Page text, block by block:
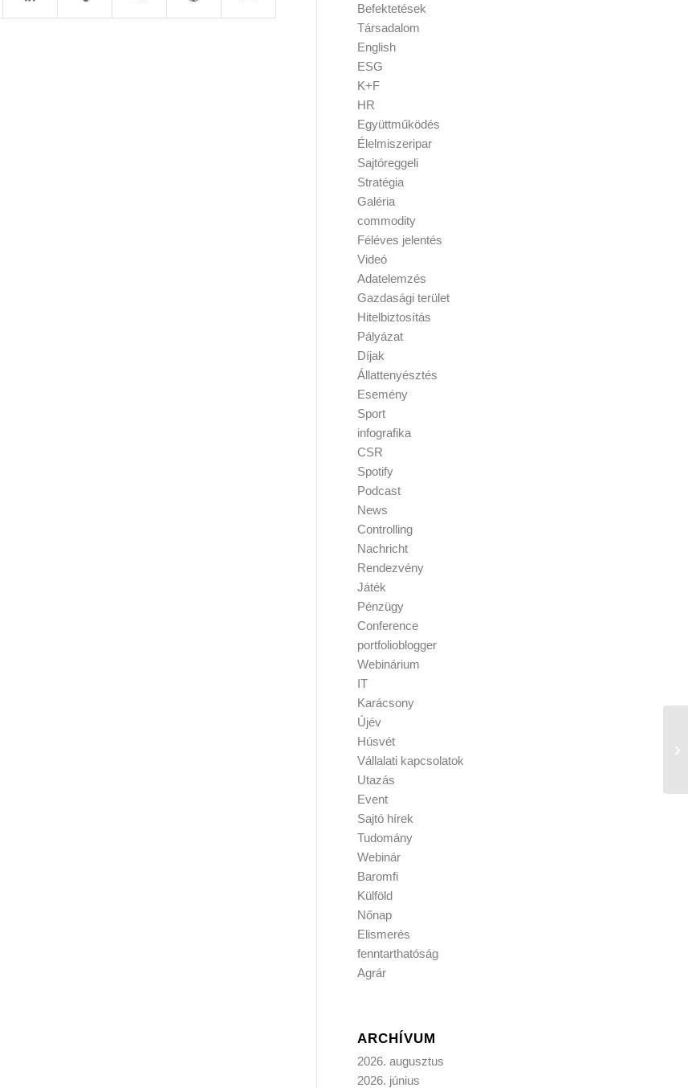
Befektetések
Társadalom
English
ESG
K+F
HR
Együttműködés
Élelmiszeripar
Sajtóreggeli
Stratégia
Galéria
commodity
Féléves jelentés
Videó
Adatelemzés
Gazdasági terület
Hitelbiztosítás
Pályázat
Díjak
Állattenyésztés
Esemény
Sport
infografika
CSR
Spotify
Podcast
News
Controlling
Nachricht
Rendezvény
Játék
Pénzügy
Conference
portfolioblogger
Webinárium
IT
Karácsony
Újév
Húsvét
Vállalati kapcsolatok
Utazás
Event
Sajtó hírek
Tudomány
Webinár
Baromfi
Külföld
Nőnap
Elismerés
fenntarthatóság
Agrár
ARCHÍVUM
2026. augusztus
2026. június